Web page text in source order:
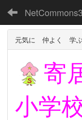
NetCommons3
元気に 仲よく 学
寄
小学